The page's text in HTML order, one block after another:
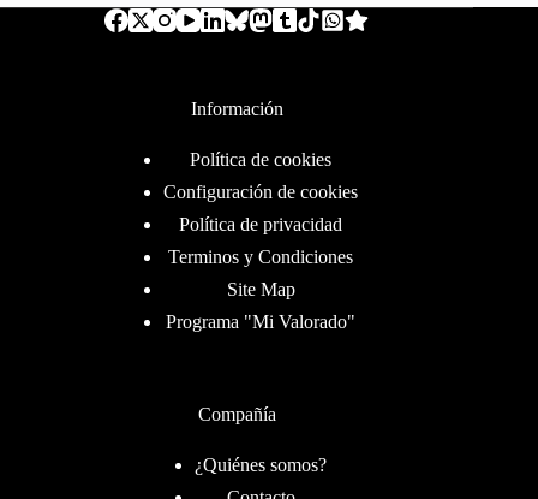
Información
Política de cookies
Configuración de cookies
Política de privacidad
Terminos y Condiciones
Site Map
Programa "Mi Valorado"
Compañía
¿Quiénes somos?